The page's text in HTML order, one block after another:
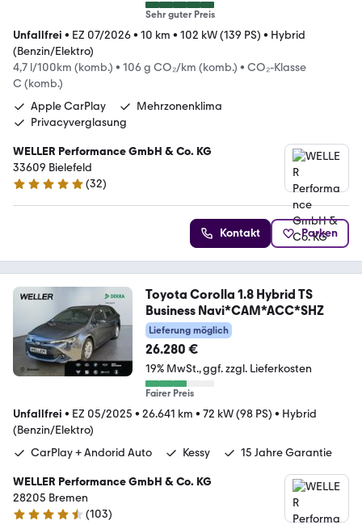
Sehr guter Preis
Unfallfrei • EZ 07/2026• 10 km • 102 kW (139 PS) • Hybrid
(Benzin/Elektro)
4,7 l/100km (komb.) • 106 g CO₂/km (komb.) • CO₂-Klasse
C (komb.)
Apple CarPlay
Mehrzonenklima
Privacyverglasung
WELLER Performance GmbH & Co. KG
33609 Bielefeld
5 Sterne
(32)
Kontakt Parken
Toyota Corolla 1.8 Hybrid TS
Business Navi*CAM*ACC*SHZ
Lieferung möglich
26.280 €
19% MwSt. ggf. zzgl. Lieferkosten
Fairer Preis
Unfallfrei • EZ 05/2025 • 26.641 km • 72 kW (98 PS) • Hybrid
(Benzin/Elektro)
CarPlay + Andorid Auto
Kessy 15 Jahre Garantie
WELLER Performance GmbH & Co. KG
28205 Bremen
4.3 Sterne
(103)